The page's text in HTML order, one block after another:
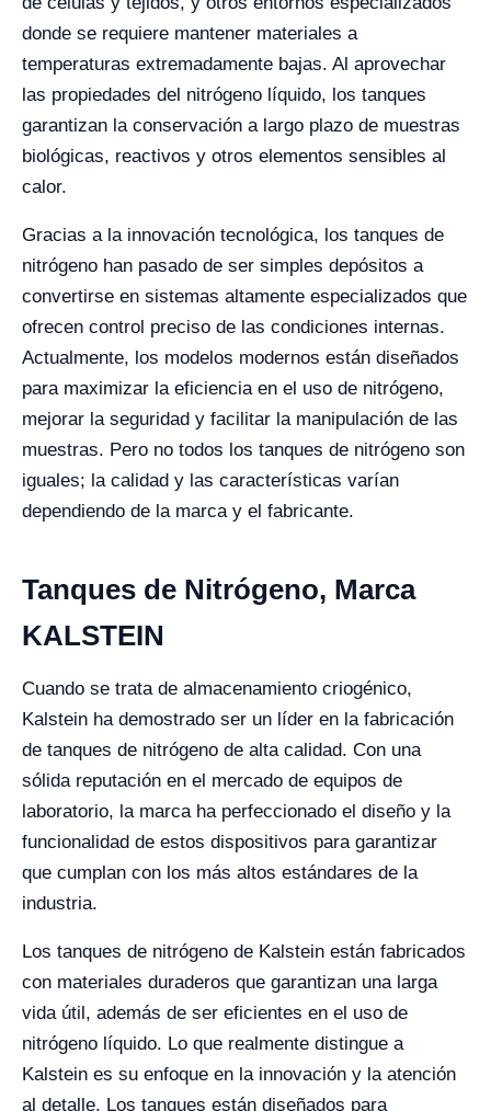
donde se requiere mantener materiales a
temperaturas extremadamente bajas. Al aprovechar
las propiedades del nitrógeno líquido, los tanques
garantizan la conservación a largo plazo de muestras
biológicas, reactivos y otros elementos sensibles al
calor.
Gracias a la innovación tecnológica, los tanques de
nitrógeno han pasado de ser simples depósitos a
convertirse en sistemas altamente especializados que
ofrecen control preciso de las condiciones internas.
Actualmente, los modelos modernos están diseñados
para maximizar la eficiencia en el uso de nitrógeno,
mejorar la seguridad y facilitar la manipulación de las
muestras. Pero no todos los tanques de nitrógeno son
iguales; la calidad y las características varían
dependiendo de la marca y el fabricante.
Tanques de Nitrógeno, Marca
KALSTEIN
Cuando se trata de almacenamiento criogénico,
Kalstein ha demostrado ser un líder en la fabricación
de tanques de nitrógeno de alta calidad. Con una
sólida reputación en el mercado de equipos de
laboratorio, la marca ha perfeccionado el diseño y la
funcionalidad de estos dispositivos para garantizar
que cumplan con los más altos estándares de la
industria.
Los tanques de nitrógeno de Kalstein están fabricados
con materiales duraderos que garantizan una larga
vida útil, además de ser eficientes en el uso de
nitrógeno líquido. Lo que realmente distingue a
Kalstein es su enfoque en la innovación y la atención
al detalle. Los tanques están diseñados para